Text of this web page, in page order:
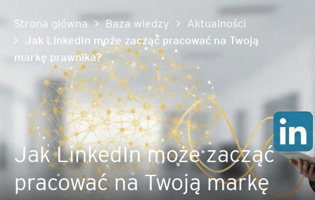
Strona główna Baza wiedzy
Aktualności
Jak LinkedIn może zacząć pracować na Twoją
markę prawnika?
Jak LinkedIn może zacząć
pracować na Twoją markę